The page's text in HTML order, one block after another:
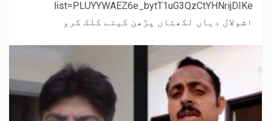
اشولال دیاں لکھتاں پڑھن کیتے کلک کرو